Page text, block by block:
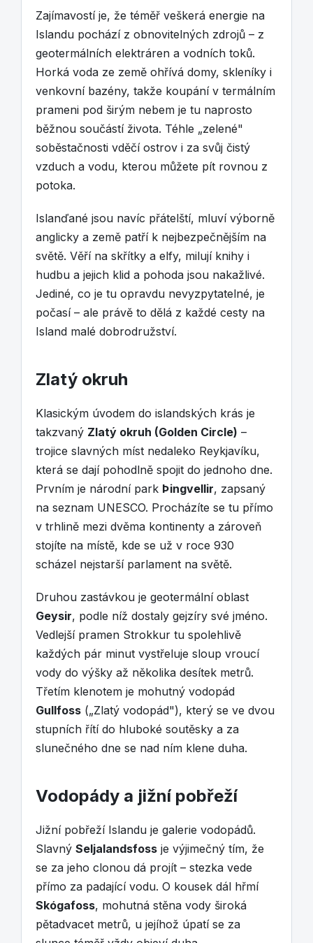
Zajímavostí je, že téměř veškerá energie na
Islandu pochází z obnovitelných zdrojů – z
geotermálních elektráren a vodních toků.
Horká voda ze země ohřívá domy, skleníky i
venkovní bazény, takže koupání v termálním
prameni pod širým nebem je tu naprosto
běžnou součástí života. Téhle „zelené"
soběstačnosti vděčí ostrov i za svůj čistý
vzduch a vodu, kterou můžete pít rovnou z
potoka.
Islanďané jsou navíc přátelští, mluví výborně
anglicky a země patří k nejbezpečnějším na
světě. Věří na skřítky a elfy, milují knihy i
hudbu a jejich klid a pohoda jsou nakažlivé.
Jediné, co je tu opravdu nevyzpytatelné, je
počasí – ale právě to dělá z každé cesty na
Island malé dobrodružství.
Zlatý okruh
Klasickým úvodem do islandských krás je
takzvaný Zlatý okruh (Golden Circle) –
trojice slavných míst nedaleko Reykjavíku,
která se dají pohodlně spojit do jednoho dne.
Prvním je národní park Þingvellir, zapsaný
na seznam UNESCO. Procházíte se tu přímo
v trhlině mezi dvěma kontinenty a zároveň
stojíte na místě, kde se už v roce 930
scházel nejstarší parlament na světě.
Druhou zastávkou je geotermální oblast
Geysir, podle níž dostaly gejzíry své jméno.
Vedlejší pramen Strokkur tu spolehlivě
každých pár minut vystřeluje sloup vroucí
vody do výšky až několika desítek metrů.
Třetím klenotem je mohutný vodopád
Gullfoss („Zlatý vodopád"), který se ve dvou
stupních řítí do hluboké soutěsky a za
slunečného dne se nad ním klene duha.
Vodopády a jižní pobřeží
Jižní pobřeží Islandu je galerie vodopádů.
Slavný Seljalandsfoss je výjimečný tím, že
se za jeho clonou dá projít – stezka vede
přímo za padající vodu. O kousek dál hřmí
Skógafoss, mohutná stěna vody široká
pětadvacet metrů, u jejíhož úpatí se za